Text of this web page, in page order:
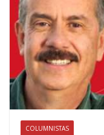
COLUMNISTAS